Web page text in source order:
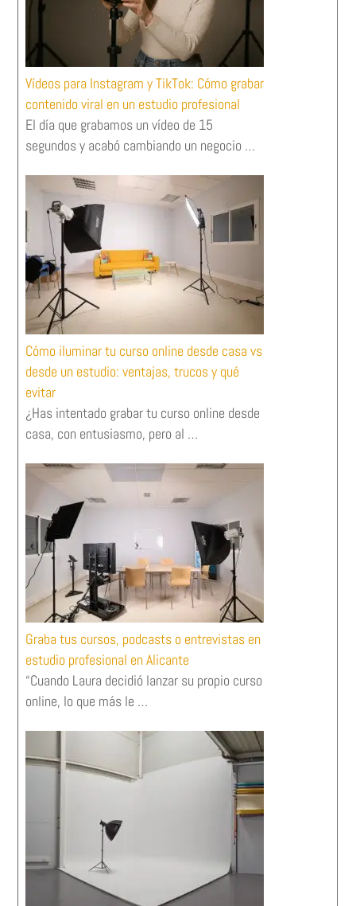
Vídeos para Instagram y TikTok: Cómo grabar
contenido viral en un estudio profesional
El día que grabamos un vídeo de 15
segundos y acabó cambiando un negocio …
Cómo iluminar tu curso online desde casa vs
desde un estudio: ventajas, trucos y qué
evitar
¿Has intentado grabar tu curso online desde
casa, con entusiasmo, pero al …
Graba tus cursos, podcasts o entrevistas en
estudio profesional en Alicante
“Cuando Laura decidió lanzar su propio curso
online, lo que más le …